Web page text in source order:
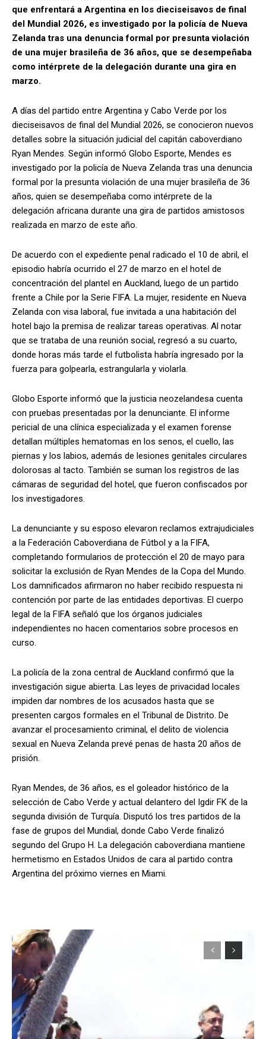
que enfrentará a Argentina en los dieciseisavos de final
del Mundial 2026, es investigado por la policía de Nueva
Zelanda tras una denuncia formal por presunta violación
de una mujer brasileña de 36 años, que se desempeñaba
como intérprete de la delegación durante una gira en
marzo.
A días del partido entre Argentina y Cabo Verde por los
dieciseisavos de final del Mundial 2026, se conocieron nuevos
detalles sobre la situación judicial del capitán caboverdiano
Ryan Mendes. Según informó Globo Esporte, Mendes es
investigado por la policía de Nueva Zelanda tras una denuncia
formal por la presunta violación de una mujer brasileña de 36
años, quien se desempeñaba como intérprete de la
delegación africana durante una gira de partidos amistosos
realizada en marzo de este año.
De acuerdo con el expediente penal radicado el 10 de abril, el
episodio habría ocurrido el 27 de marzo en el hotel de
concentración del plantel en Auckland, luego de un partido
frente a Chile por la Serie FIFA. La mujer, residente en Nueva
Zelanda con visa laboral, fue invitada a una habitación del
hotel bajo la premisa de realizar tareas operativas. Al notar
que se trataba de una reunión social, regresó a su cuarto,
donde horas más tarde el futbolista habría ingresado por la
fuerza para golpearla, estrangularla y violarla.
Globo Esporte informó que la justicia neozelandesa cuenta
con pruebas presentadas por la denunciante. El informe
pericial de una clínica especializada y el examen forense
detallan múltiples hematomas en los senos, el cuello, las
piernas y los labios, además de lesiones genitales circulares
dolorosas al tacto. También se suman los registros de las
cámaras de seguridad del hotel, que fueron confiscados por
los investigadores.
La denunciante y su esposo elevaron reclamos extrajudiciales
a la Federación Caboverdiana de Fútbol y a la FIFA,
completando formularios de protección el 20 de mayo para
solicitar la exclusión de Ryan Mendes de la Copa del Mundo.
Los damnificados afirmaron no haber recibido respuesta ni
contención por parte de las entidades deportivas. El cuerpo
legal de la FIFA señaló que los órganos judiciales
independientes no hacen comentarios sobre procesos en
curso.
La policía de la zona central de Auckland confirmó que la
investigación sigue abierta. Las leyes de privacidad locales
impiden dar nombres de los acusados hasta que se
presenten cargos formales en el Tribunal de Distrito. De
avanzar el procesamiento criminal, el delito de violencia
sexual en Nueva Zelanda prevé penas de hasta 20 años de
prisión.
Ryan Mendes, de 36 años, es el goleador histórico de la
selección de Cabo Verde y actual delantero del Igdir FK de la
segunda división de Turquía. Disputó los tres partidos de la
fase de grupos del Mundial, donde Cabo Verde finalizó
segundo del Grupo H. La delegación caboverdiana mantiene
hermetismo en Estados Unidos de cara al partido contra
Argentina del próximo viernes en Miami.